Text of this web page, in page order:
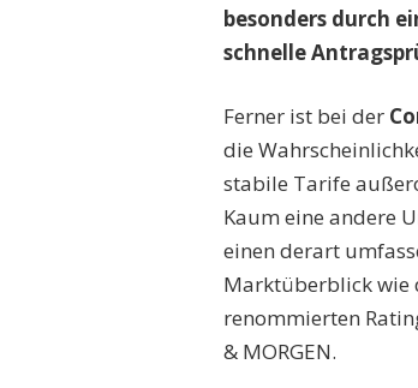
besonders durch
schnelle
Ferner ist bei der
die
stabile Tarife
Kaum eine andere
einen derart
Marktüberblick wie
renommierten
& MORGEN.